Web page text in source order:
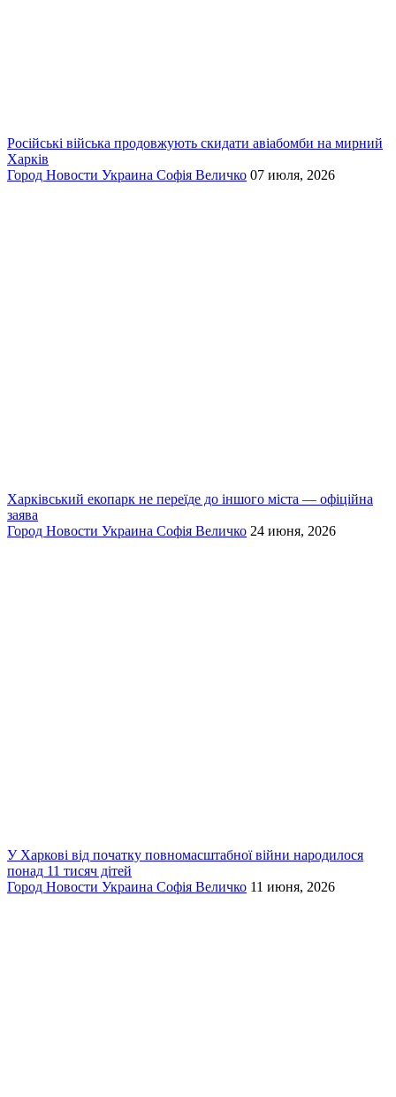
Російські війська продовжують скидати авіабомби на мирний
Харків
Город Новости Украина Софія Величко 07 июля, 2026
Харківський екопарк не переїде до іншого міста — офіційна
заява
Город Новости Украина Софія Величко 24 июня, 2026
У Харкові від початку повномасштабної війни народилося
понад 11 тисяч дітей
Город Новости Украина Софія Величко 11 июня, 2026